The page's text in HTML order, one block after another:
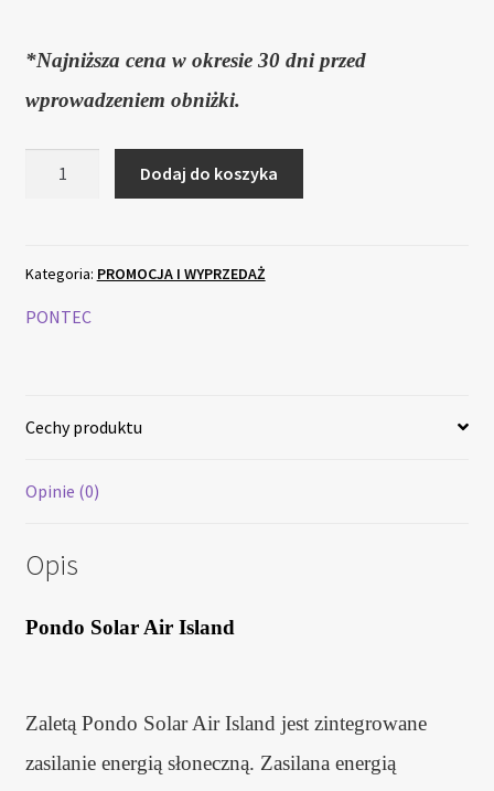
wynosiła:
150,00 zł.
wynosi:
50,00 zł.
*Najniższa cena w okresie 30 dni przed
wprowadzeniem obniżki.
Island
Dodaj do koszyka
Kategoria: PROMOCJA I WYPRZEDAŻ
PONTEC
Cechy produktu
Opinie (0)
Opis
Pondo Solar Air Island
Zaletą Pondo Solar Air Island jest zintegrowane
zasilanie energią słoneczną. Zasilana energią